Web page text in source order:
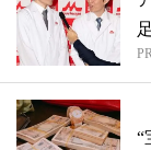
“